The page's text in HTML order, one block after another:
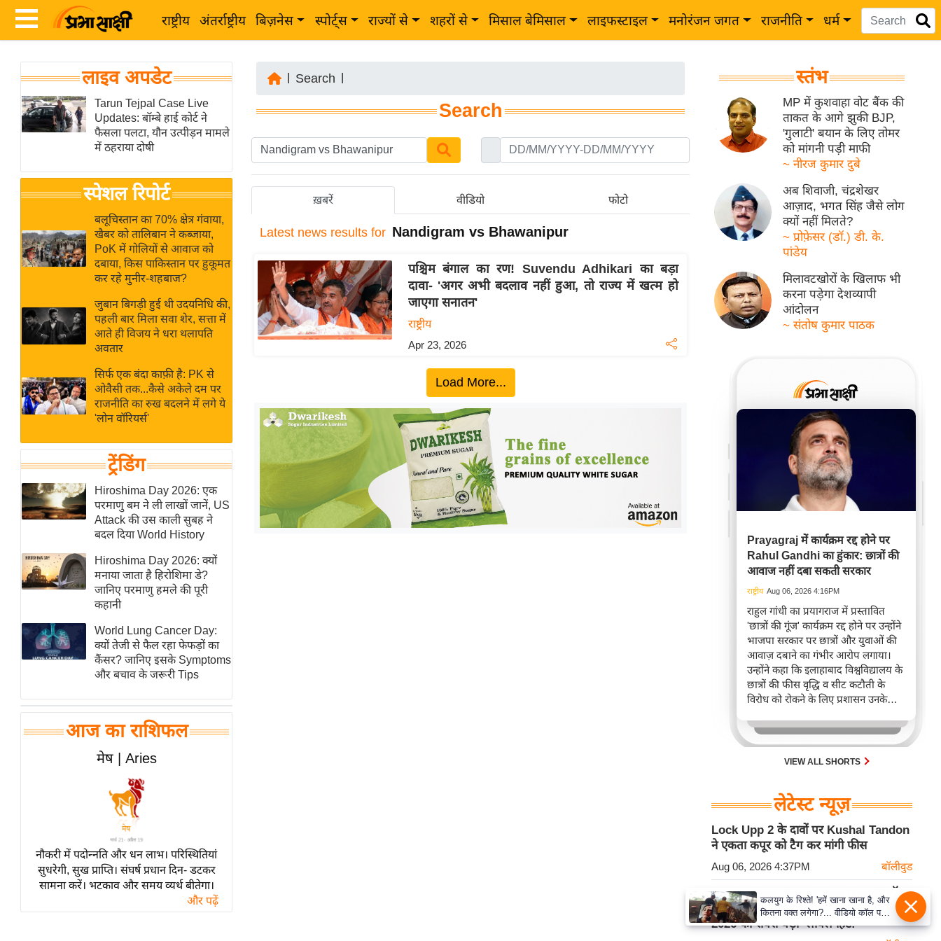
राष्ट्रीय अंतर्राष्ट्रीय बिज़नेस स्पोर्ट्स राज्यों से शहरों से मिसाल बेमिसाल लाइफस्टाइल मनोरंजन जगत राजनीति धर्म
Latest
News
in
Hindi
News
Live
Breaking
News in
Hindi
News
Hindi
Videos
ता
ख
ब
राष्ट्रीय
अंतर्राष्ट्रीय
उद्योग
जगत
बजट
खेल
IPL
2026
ई-पेपर
मिसाल बेमिसाल
शख्सियत
यंग इंडिया
साहित्य जगत
ऑटो वर्ल्ड
न्यूज ब्रीफ
मनोरंजन जगत
हॉलीवुड
फिल्म समीक्षा
Breaking
News
लाइफस्टाइल
ब्यूटी/फैशन
पर्यटन स्थल
फिटनेस मंत्रा
रिलेशनशिप
राजनीति
समसामयिक
लाइव अपडेट
Tarun Tejpal Case Live
Updates: बॉम्बे हाई कोर्ट ने
फैसला पलटा, यौन उत्पीड़न मामले
में ठहराया दोषी
स्पेशल रिपोर्ट
बलूचिस्तान का 70% क्षेत्र गंवाया,
खैबर को तालिबान ने कब्जाया,
PoK में गोलियों से आवाज को
दबाया, किस पाकिस्तान पर हुकूमत
कर रहे मुनीर-शहबाज?
जुबान बिगड़ी हुई थी उदयनिधि की,
पहली बार मिला सवा शेर, सत्ता में
आते ही विजय ने धरा थलापति
अवतार
सिर्फ एक बंदा काफ़ी है: PK से
ओवैसी तक...कैसे अकेले दम पर
राजनीति का रुख बदलने में लगे ये
'लोन वॉरियर्स'
ट्रेंडिंग
Hiroshima Day 2026: एक
परमाणु बम ने ली लाखों जानें, US
Attack की उस काली सुबह ने
बदल दिया World History
Hiroshima Day 2026: क्यों
मनाया जाता है हिरोशिमा डे?
जानिए परमाणु हमले की पूरी
कहानी
World Lung Cancer Day:
क्यों तेजी से फैल रहा फेफड़ों का
कैंसर? जानिए इसके Symptoms
और बचाव के जरूरी Tips
आज का राशिफल
मेष | Aries
नौकरी में पदोन्नति और धन लाभ। परिस्थितियां
सुधरेगी, सुख प्राप्ति। संघर्ष प्रधान दिन- डटकर
सामना करें। भटकाव और समय व्यर्थ बीतेगा।
और पढ़ें
Search
Search
ख़बरें वीडियो फोटो
Latest news results for Nandigram vs Bhawanipur
पश्चिम बंगाल का रण! Suvendu Adhikari का बड़ा
दावा- 'अगर अभी बदलाव नहीं हुआ, तो राज्य में खत्म हो
जाएगा सनातन'
राष्ट्रीय
Apr 23, 2026
Load More...
स्तंभ
MP में कुशवाहा वोट बैंक की
ताकत के आगे झुकी BJP,
'गुलाटी' बयान के लिए तोमर
को मांगनी पड़ी माफी
~ नीरज कुमार दुबे
अब शिवाजी, चंद्रशेखर
आज़ाद, भगत सिंह जैसे लोग
क्यों नहीं मिलते?
~ प्रोफ़ेसर (डॉ.) डी. के.
पांडेय
मिलावटखोरों के खिलाफ भी
करना पड़ेगा देशव्यापी
आंदोलन
~ संतोष कुमार पाठक
Prayagraj में कार्यक्रम रद्द होने पर
Rahul Gandhi का हुंकार: छात्रों की
आवाज नहीं दबा सकती सरकार
राष्ट्रीय Aug 06, 2026 4:16PM
राहुल गांधी का प्रयागराज में प्रस्तावित
'छात्रों की गूंज' कार्यक्रम रद्द होने पर उन्होंने
भाजपा सरकार पर छात्रों और युवाओं की
आवाज़ दबाने का गंभीर आरोप लगाया।
उन्होंने कहा कि इलाहाबाद विश्वविद्यालय के
छात्रों की फीस वृद्धि व सीट कटौती के
विरोध को रोकने के लिए प्रशासन उनके
के साथ खड़े रहेंगे।
VIEW ALL SHORTS
लेटेस्ट न्यूज़
Lock Upp 2 के दावों पर Kushal Tandon
ने एकता कपूर को टैग कर मांगी फीस
Aug 06, 2026 4:37PM बॉलीवुड
Spider-Man: Brand New Day का बॉक्स
ऑफिस पर धमाका: 'टॉय स्टोरी 5' को पछाड़ा,
2026 की सबसे बड़ी ग्लोबल हिट!
कलयुग के रिश्ते! 'हमें खाना खाना है, और
कितना वक्त लगेगा?... वीडियो कॉल पर
पिता का अंतिम संस्कार देख रही बेटी के